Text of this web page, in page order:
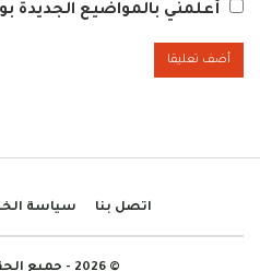
أعلمني بالمواضيع الجديدة
اتصل بنا سياسة
© 2026 - جميع الحقوق محفوظة.